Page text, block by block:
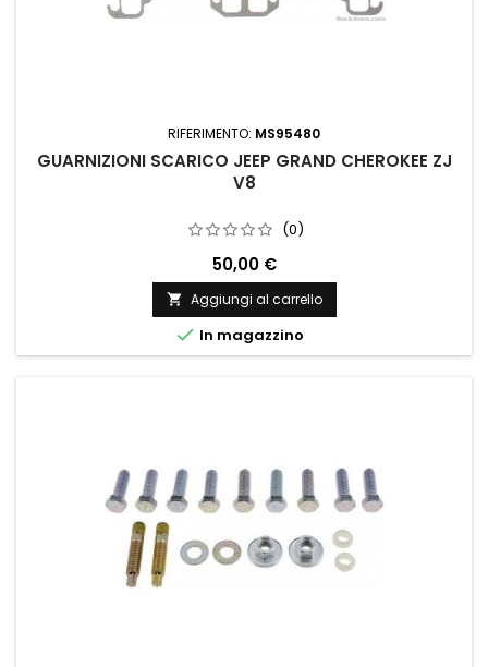
RIFERIMENTO: MS95480
GUARNIZIONI SCARICO JEEP GRAND CHEROKEE ZJ
V8
(0)
50,00 €
 Aggiungi al carrello
 In magazzino